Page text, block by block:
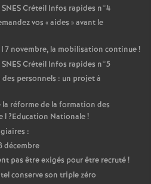
SNESCréteil Infos rapides n°4
vos «aides » avant le
novembre, la mobilisation continue!
SNESCréteil Infos rapides n°5
personnels : un projet à
la réforme de la formation des
l?Education Nationale!
:
décembre
pas être exigés pour être recruté!
conserve son triple zéro